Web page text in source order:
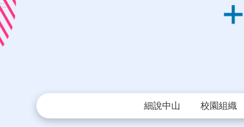
跳到主要內容區塊
:::
細說中山 校園組織